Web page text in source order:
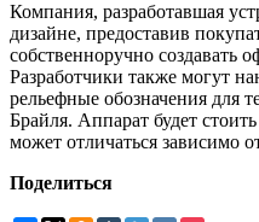
Компания, разработавшая
дизайне, предоставив
собственноручно создавать
Разработчики также могут
рельефные обозначения для
Брайля. Аппарат будет
может отличаться зависимо
Поделиться